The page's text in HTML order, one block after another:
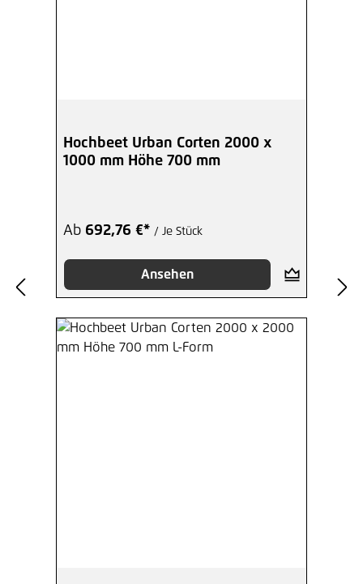
Hochbeet Urban Corten 2000 x
1000 mm Höhe 700 mm
Ab 692,76 €* / Je Stück
Ansehen